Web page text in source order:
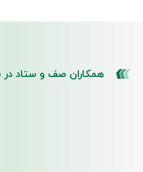
همکاران صف و ستاد در سال